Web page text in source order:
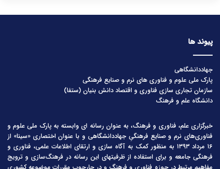
پیوند ها
جهاددانشگاهی
پارک ملی علوم و فناوری های نرم و صنایع فرهنگی
سازمان تجاری سازی فناوری و اقتصاد دانش بنیان (ستفا)
دانشگاه علم و فرهنگ
خبرگزاری علم، فناوری و فرهنگ، به عنوان رسانه ای وابسته به پارک ملی علوم و
فناوری‌های نرم و صنایع فرهنگیِ جهاددانشگاهی و با عنوان اختصاری «سینا» از
۱۶ مرداد ۱۳۹۳ به منظور کمک به آگاه سازی و ارتقای اطلاعات علمی، فناوری و
فرهنگی جامعه و برای استفاده از ظرفیتهای این رسانه در فرهنگ‌سازی و ترویج